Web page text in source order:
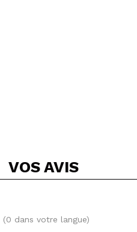
VOS AVIS
(0 dans votre langue)